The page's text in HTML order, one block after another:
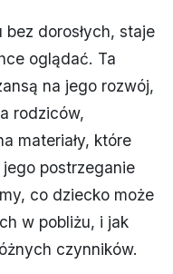
dorosłych, staje
oglądać. Ta
na jego rozwój,
rodziców,
materiały, które
postrzeganie
co dziecko może
w pobliżu, i jak
czynników.